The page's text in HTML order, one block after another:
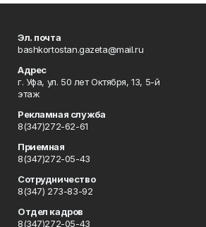
Эл. почта
bashkortostan.gazeta@mail.ru
Адрес
г. Уфа, ул. 50 лет Октября, 13, 5-й
этаж
Рекламная служба
8(347)272-62-61
Приемная
8(347)272-05-43
Сотрудничество
8(347) 273-83-92
Отдел кадров
8(347)272-05-43